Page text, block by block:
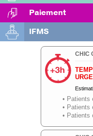
Paiement
IFMS